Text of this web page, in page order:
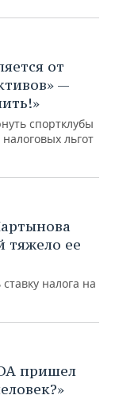
от
—
спортклубы
льгот
тяжело ее
налога на
пришел